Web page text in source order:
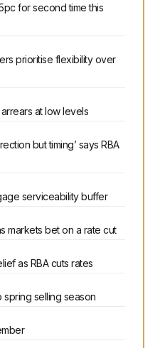
for second time this
prioritise flexibility over
at low levels
but timing’ says RBA
serviceability buffer
markets bet on a rate cut
as RBA cuts rates
selling season